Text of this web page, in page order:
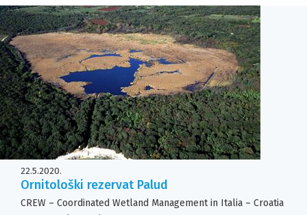
22.5.2020.
Ornitološki rezervat Palud
CREW – Coordinated Wetland Management in Italia – Croatia